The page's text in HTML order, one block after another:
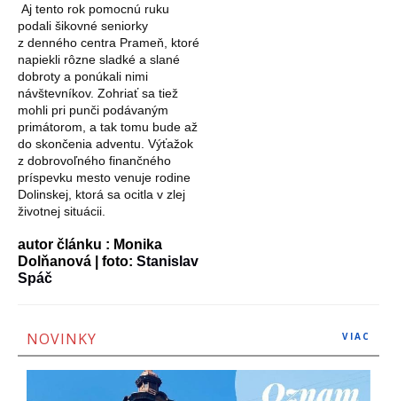
Aj tento rok pomocnú ruku
podali šikovné seniorky
z denného centra Prameň, ktoré
napiekli rôzne sladké a slané
dobroty a ponúkali nimi
návštevníkov. Zohriať sa tiež
mohli pri punči podávaným
primátorom, a tak tomu bude až
do skončenia adventu. Výťažok
z dobrovoľného finančného
príspevku mesto venuje rodine
Dolinskej, ktorá sa ocitla v zlej
životnej situácii.
autor článku : Monika
Dolňanová | foto: Stanislav
Spáč
NOVINKY VIAC